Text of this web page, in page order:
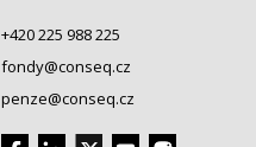
+420 225 988 225
fondy@conseq.cz
penze@conseq.cz